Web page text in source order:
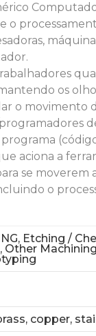
o
os
o movimento
aciona a
se moverem
o
Etching /
Other
copper,